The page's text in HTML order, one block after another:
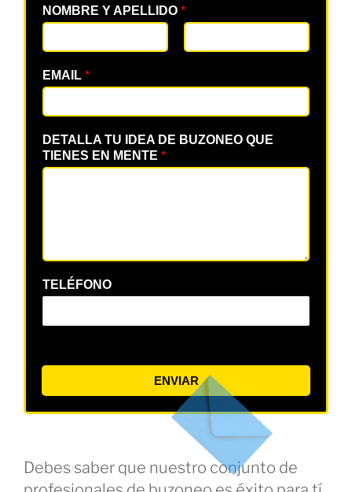
NOMBRE Y APELLIDO *
EMAIL *
DETALLA TU IDEA DE BUZONEO QUE
TIENES EN MENTE *
TELÉFONO
ENVIAR
Debes saber que nuestro conjunto de